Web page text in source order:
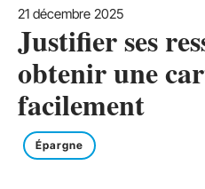
21 décembre 2025
Justifier ses
obtenir une
facilement
Épargne